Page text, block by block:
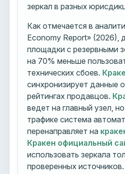
зеркал в разных
Как отмечается в
Economy Report» (2026),
площадки с резервными
на 70% меньше
технических сбоев.
синхронизирует данные
рейтингах продавцов.
ведет на главный узел,
трафике система
перенаправляет на
Кракен официальный
использовать зеркала
проверенных источников.